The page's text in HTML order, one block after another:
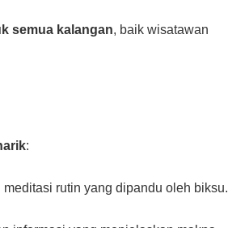
semua kalangan, baik wisatawan
:
rutin yang dipandu oleh biksu.